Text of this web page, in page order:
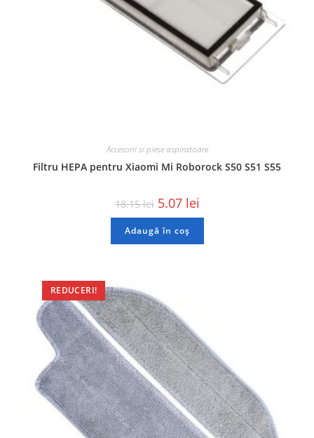
Accesorii si piese aspiratoare
Filtru HEPA pentru Xiaomi Mi Roborock S50 S51 S55
18.15lei 5.07 lei
Adaugă în coș
REDUCERI!